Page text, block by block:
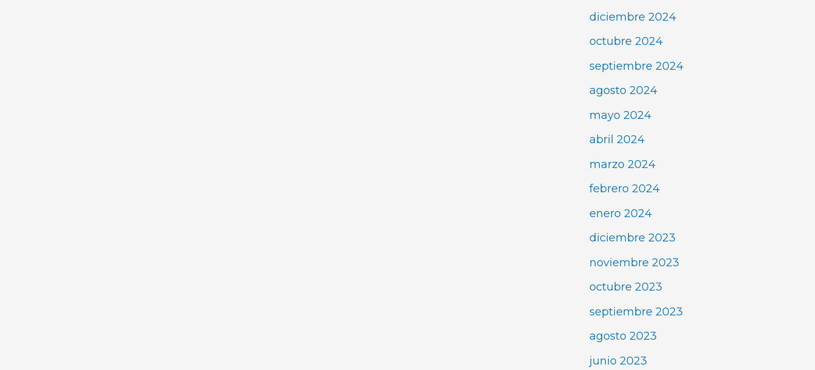
diciembre 2024
octubre 2024
septiembre 2024
agosto 2024
mayo 2024
abril 2024
marzo 2024
febrero 2024
enero 2024
diciembre 2023
noviembre 2023
octubre 2023
septiembre 2023
agosto 2023
junio 2023